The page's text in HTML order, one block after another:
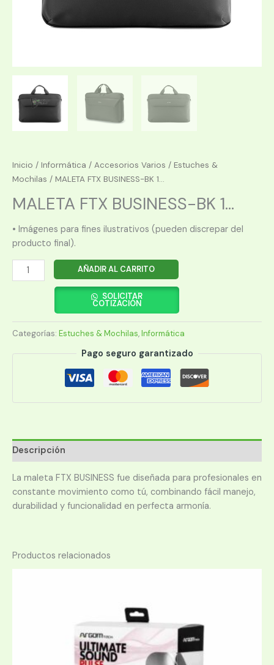
Inicio / Informática / Accesorios Varios / Estuches &
Mochilas / MALETA FTX BUSINESS-BK 1...
MALETA FTX BUSINESS-BK 1...
• Imágenes para fines ilustrativos (pueden discrepar del
producto final).
MALETA
FTX
15.6"
NEGRO
AÑADIR AL CARRITO
SOLICITAR
COTIZACIÓN
Categorías: Estuches & Mochilas,Informática
Pago seguro garantizado
Descripción
La maleta FTX BUSINESS fue diseñada para profesionales en
constante movimiento como tú, combinando fácil manejo,
durabilidad y funcionalidad en perfecta armonía.
Productos relacionados